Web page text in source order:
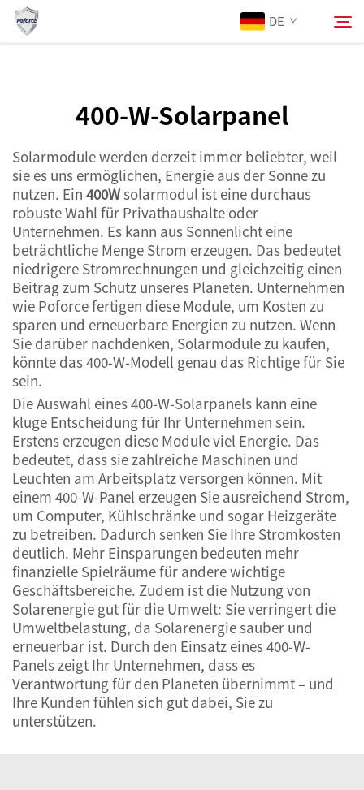
400-W
-Solarpanel ist eine ziemlich leistungsstarke Wahl…">
DE
Produkte
Dienstleistungen
Neuigkeiten
Kontaktieren Sie uns
400-W-Solarpanel
Solarmodule werden derzeit immer beliebter, weil
sie es uns ermöglichen, Energie aus der Sonne zu
nutzen. Ein 400Wsolarmodul ist eine durchaus
robuste Wahl für Privathaushalte oder
Unternehmen. Es kann aus Sonnenlicht eine
beträchtliche Menge Strom erzeugen. Das bedeutet
niedrigere Stromrechnungen und gleichzeitig einen
Beitrag zum Schutz unseres Planeten. Unternehmen
wie Poforce fertigen diese Module, um Kosten zu
sparen und erneuerbare Energien zu nutzen. Wenn
Sie darüber nachdenken, Solarmodule zu kaufen,
könnte das 400-W-Modell genau das Richtige für Sie
sein.
Die Auswahl eines 400-W-Solarpanels kann eine
kluge Entscheidung für Ihr Unternehmen sein.
Erstens erzeugen diese Module viel Energie. Das
bedeutet, dass sie zahlreiche Maschinen und
Leuchten am Arbeitsplatz versorgen können. Mit
einem 400-W-Panel erzeugen Sie ausreichend Strom,
um Computer, Kühlschränke und sogar Heizgeräte
zu betreiben. Dadurch senken Sie Ihre Stromkosten
deutlich. Mehr Einsparungen bedeuten mehr
finanzielle Spielräume für andere wichtige
Geschäftsbereiche. Zudem ist die Nutzung von
Solarenergie gut für die Umwelt: Sie verringert die
Umweltbelastung, da Solarenergie sauber und
erneuerbar ist. Durch den Einsatz eines 400-W-
Panels zeigt Ihr Unternehmen, dass es
Verantwortung für den Planeten übernimmt – und
Ihre Kunden fühlen sich gut dabei, Sie zu
unterstützen.